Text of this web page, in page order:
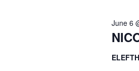
June 6